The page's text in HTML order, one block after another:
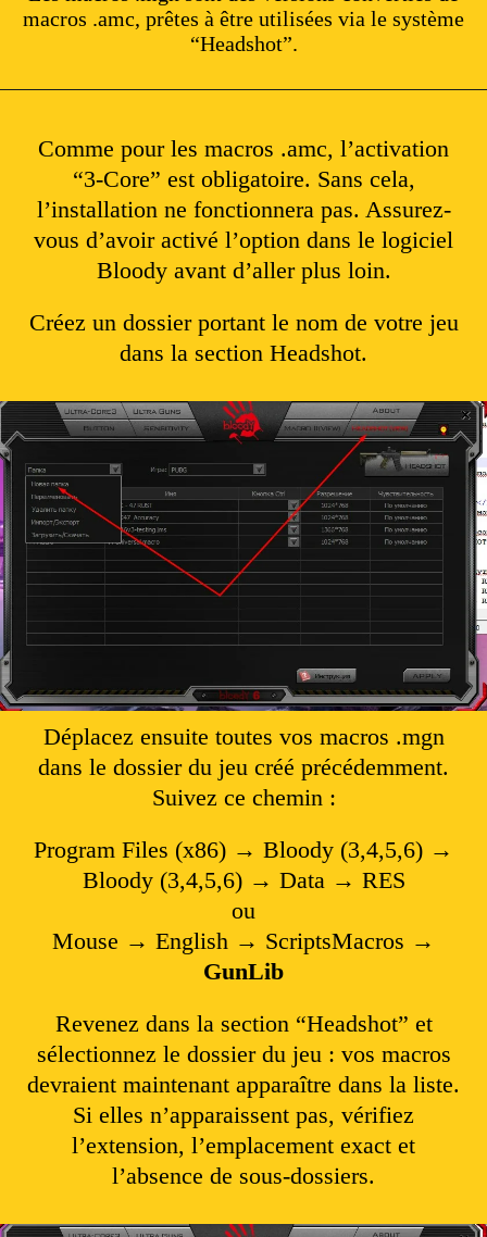
macros .amc, prêtes à être utilisées via le système
“Headshot”.
Comme pour les macros .amc, l’activation
“3-Core” est obligatoire. Sans cela,
l’installation ne fonctionnera pas. Assurez-
vous d’avoir activé l’option dans le logiciel
Bloody avant d’aller plus loin.
Créez un dossier portant le nom de votre jeu
dans la section Headshot.
Déplacez ensuite toutes vos macros .mgn
dans le dossier du jeu créé précédemment.
Suivez ce chemin :
Program Files (x86) → Bloody (3,4,5,6) →
Bloody (3,4,5,6) → Data → RES
ou
Mouse → English → ScriptsMacros →
GunLib
Revenez dans la section “Headshot” et
sélectionnez le dossier du jeu : vos macros
devraient maintenant apparaître dans la liste.
Si elles n’apparaissent pas, vérifiez
l’extension, l’emplacement exact et
l’absence de sous-dossiers.